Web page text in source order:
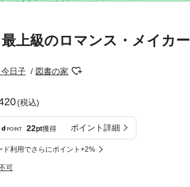
上級のロマンス・メイカー
日子 図書の家
(税込)
22pt獲得 ポイント詳細
ド利用でさらにポイント+2%
可